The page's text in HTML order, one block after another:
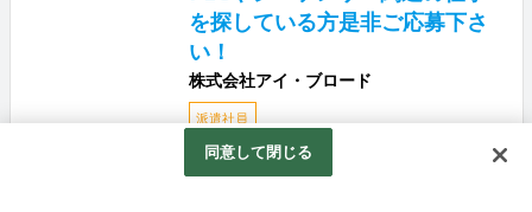
を探している方是非ご応募下さ
い！
株式会社アイ・ブロード
派遣社員
同意して閉じる